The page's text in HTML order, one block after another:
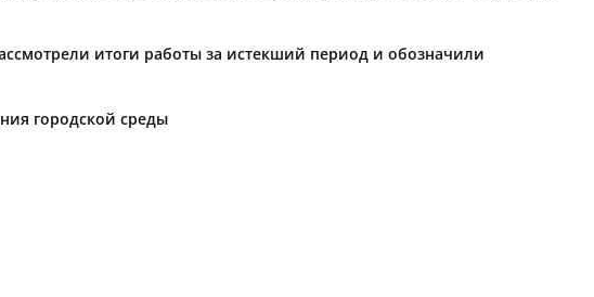
итоги работы за истекший период и обозначили
городской среды